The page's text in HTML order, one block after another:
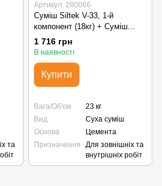
та
Артикул: 280066
Суміш Siltek V-33, 1-й
компонент (18кг) + Суміш
Siltek E-33, 2-й компонент (5л)
1 716 грн
В наявності
Купити
Вага/Об'єм
23 кг
Вид
Суха суміш
Основа
Цемента
Призначення
Для зовнішніх та
внутрішніх робіт